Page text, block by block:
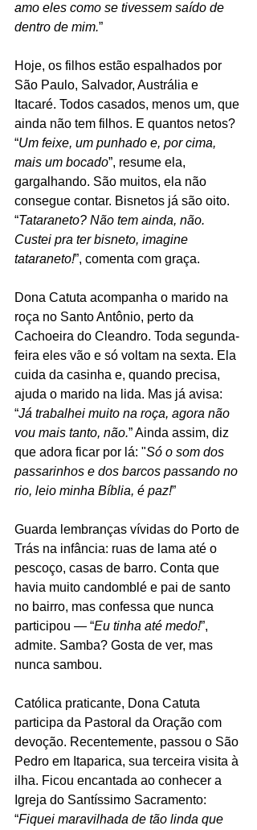
amo eles como se tivessem saído de
dentro de mim.”
Hoje, os filhos estão espalhados por
São Paulo, Salvador, Austrália e
Itacaré. Todos casados, menos um, que
ainda não tem filhos. E quantos netos?
“Um feixe, um punhado e, por cima,
mais um bocado”, resume ela,
gargalhando. São muitos, ela não
consegue contar. Bisnetos já são oito.
“Tataraneto? Não tem ainda, não.
Custei pra ter bisneto, imagine
tataraneto!”, comenta com graça.
Dona Catuta acompanha o marido na
roça no Santo Antônio, perto da
Cachoeira do Cleandro. Toda segunda-
feira eles vão e só voltam na sexta. Ela
cuida da casinha e, quando precisa,
ajuda o marido na lida. Mas já avisa:
“Já trabalhei muito na roça, agora não
vou mais tanto, não.” Ainda assim, diz
que adora ficar por lá: "Só o som dos
passarinhos e dos barcos passando no
rio, leio minha Bíblia, é paz!”
Guarda lembranças vívidas do Porto de
Trás na infância: ruas de lama até o
pescoço, casas de barro. Conta que
havia muito candomblé e pai de santo
no bairro, mas confessa que nunca
participou — “Eu tinha até medo!”,
admite. Samba? Gosta de ver, mas
nunca sambou.
Católica praticante, Dona Catuta
participa da Pastoral da Oração com
devoção. Recentemente, passou o São
Pedro em Itaparica, sua terceira visita à
ilha. Ficou encantada ao conhecer a
Igreja do Santíssimo Sacramento:
“Fiquei maravilhada de tão linda que